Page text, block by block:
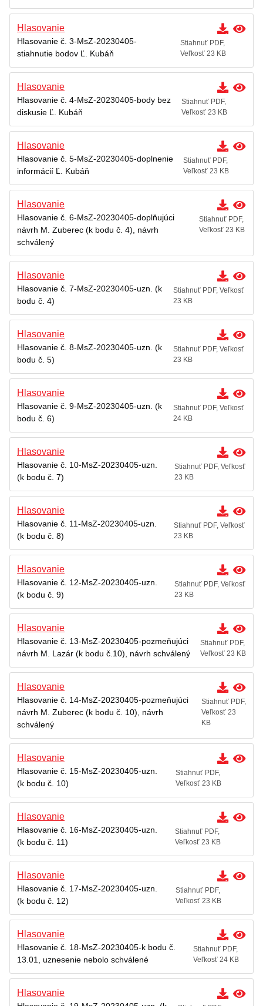
Hlasovanie
Hlasovanie č. 3-MsZ-20230405-
stiahnutie bodov Ľ. Kubáň
Stiahnuť PDF,
Veľkosť 23 KB
Hlasovanie
Hlasovanie č. 4-MsZ-20230405-body bez
diskusie Ľ. Kubáň
Stiahnuť PDF,
Veľkosť 23 KB
Hlasovanie
Hlasovanie č. 5-MsZ-20230405-doplnenie
informácií Ľ. Kubáň
Stiahnuť PDF,
Veľkosť 23 KB
Hlasovanie
Hlasovanie č. 6-MsZ-20230405-doplňujúci
návrh M. Zuberec (k bodu č. 4), návrh
schválený
Stiahnuť PDF,
Veľkosť 23 KB
Hlasovanie
Hlasovanie č. 7-MsZ-20230405-uzn. (k
bodu č. 4)
Stiahnuť PDF, Veľkosť
23 KB
Hlasovanie
Hlasovanie č. 8-MsZ-20230405-uzn. (k
bodu č. 5)
Stiahnuť PDF, Veľkosť
23 KB
Hlasovanie
Hlasovanie č. 9-MsZ-20230405-uzn. (k
bodu č. 6)
Stiahnuť PDF, Veľkosť
24 KB
Hlasovanie
Hlasovanie č. 10-MsZ-20230405-uzn.
(k bodu č. 7)
Stiahnuť PDF, Veľkosť
23 KB
Hlasovanie
Hlasovanie č. 11-MsZ-20230405-uzn.
(k bodu č. 8)
Stiahnuť PDF, Veľkosť
23 KB
Hlasovanie
Hlasovanie č. 12-MsZ-20230405-uzn.
(k bodu č. 9)
Stiahnuť PDF, Veľkosť
23 KB
Hlasovanie
Hlasovanie č. 13-MsZ-20230405-pozmeňujúci
návrh M. Lazár (k bodu č.10), návrh schválený
Stiahnuť PDF,
Veľkosť 23 KB
Hlasovanie
Hlasovanie č. 14-MsZ-20230405-pozmeňujúci
návrh M. Zuberec (k bodu č. 10), návrh
schválený
Stiahnuť PDF,
Veľkosť 23
KB
Hlasovanie
Hlasovanie č. 15-MsZ-20230405-uzn.
(k bodu č. 10)
Stiahnuť PDF,
Veľkosť 23 KB
Hlasovanie
Hlasovanie č. 16-MsZ-20230405-uzn.
(k bodu č. 11)
Stiahnuť PDF,
Veľkosť 23 KB
Hlasovanie
Hlasovanie č. 17-MsZ-20230405-uzn.
(k bodu č. 12)
Stiahnuť PDF,
Veľkosť 23 KB
Hlasovanie
Hlasovanie č. 18-MsZ-20230405-k bodu č.
13.01, uznesenie nebolo schválené
Stiahnuť PDF,
Veľkosť 24 KB
Hlasovanie